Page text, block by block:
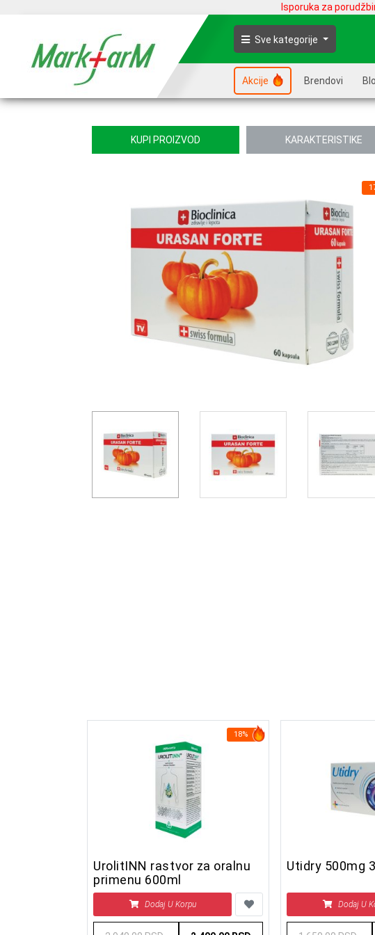
Isporuka za
Sve kategorije
Akcije Brendovi
KUPI PROIZVOD KARAKTERISTIKE
18%
UrolitINN rastvor za oralnu
primenu 600ml
Dodaj U Korpu
Utidry 500mg
Dodaj U